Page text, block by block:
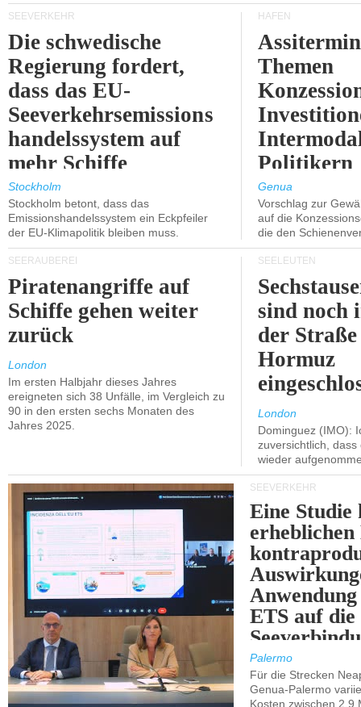
SEEVERKEHR
Die schwedische
Regierung fordert,
dass das EU-
Seeverkehrsemissions
handelssystem auf
mehr Schiffe
ausgeweitet wird.
Stockholm
Stockholm betont, dass das
Emissionshandelssystem ein Eckpfeiler
der EU-Klimapolitik bleiben muss.
HÄFEN
Themen
Politikern
Genua
Vorschlag zur
auf die
die den
SEERÄUBEREI
Piratenangriffe auf
Schiffe gehen weiter
zurück
London
Im ersten Halbjahr dieses Jahres
ereigneten sich 38 Unfälle, im Vergleich zu
90 in den ersten sechs Monaten des
Jahres 2025.
SEELEUTEN
sind noch
der
Hormuz
London
Dominguez (IMO):
zuversichtlich,
wieder
SEEVERKEHR
Eine Studie
ETS auf die
Palermo
Für die Strecken
Genua-Palermo
Kosten zwischen 2,9